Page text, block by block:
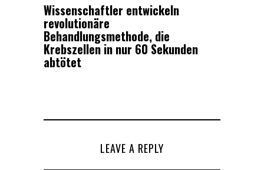
Wissenschaftler entwickeln
revolutionäre
Behandlungsmethode, die
Krebszellen in nur 60 Sekunden
abtötet
LEAVE A REPLY